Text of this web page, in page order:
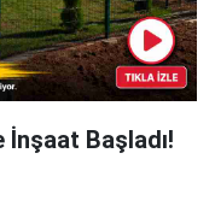
Başladı!